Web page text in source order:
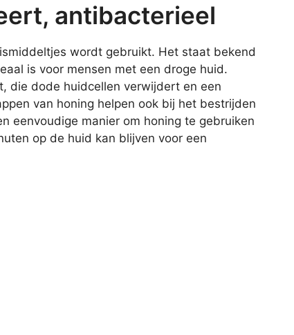
antibacterieel
wordt gebruikt. Het staat bekend
is voor mensen met een droge huid.
die dode huidcellen verwijdert en een
van honing helpen ook bij het bestrijden
eenvoudige manier om honing te gebruiken
op de huid kan blijven voor een